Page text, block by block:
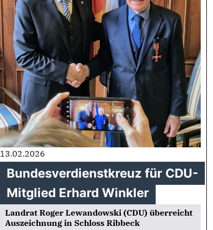
13.02.2026
Bundesverdienstkreuz für CDU-
Mitglied Erhard Winkler
Landrat Roger Lewandowski (CDU) überreicht
Auszeichnung in Schloss Ribbeck